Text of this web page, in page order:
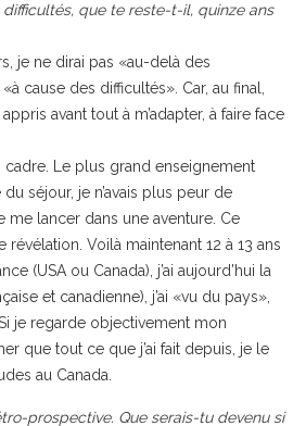
que te reste-t-il, quinze ans
je ne dirai pas «au-delà des
cause des difficultés». Car, au final,
avant tout à m’adapter, à faire face
Le plus grand enseignement
du séjour, je n’avais plus peur de
me lancer dans une aventure. Ce
Voilà maintenant 12 à 13 ans
(USA ou Canada), j’ai aujourd’hui la
et canadienne), j’ai «vu du pays»,
je regarde objectivement mon
que tout ce que j’ai fait depuis, je le
au Canada.
prospective. Que serais-tu devenu si